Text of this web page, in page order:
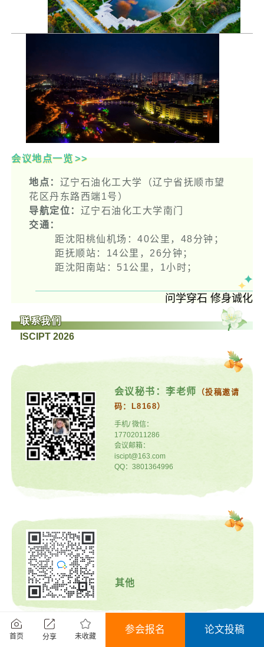
会议地点一览>>
地点： 辽宁石油化工大学
（辽宁省抚顺市望
花区丹东路西端1号）
导航定位： 辽宁石油化工大学南门
交通：
距沈阳桃仙机场：40公里，48分钟；
距抚顺站：14公里，26分钟；
距沈阳南站：51公里，1小时；
问学穿石 修身诚化
联系我们
ISCIPT 2026
会议秘书：李老师
（投稿邀请
码：L8168）
手机/ 微信：
17702011286
会议邮箱：
iscipt@163.com
QQ：3801364996
其他
*部分视觉素材由AI辅助生成，仅用于会议视觉传播。
首页 分享 未收藏
参会报名 论文投稿